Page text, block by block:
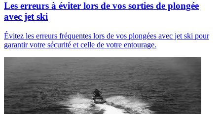
Les erreurs à éviter lors de vos sorties de plongée
avec jet ski
Évitez les erreurs fréquentes lors de vos plongées avec jet ski pour
garantir votre sécurité et celle de votre entourage.